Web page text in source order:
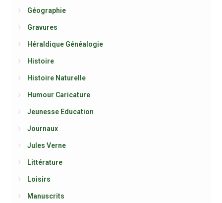
Géographie
Gravures
Héraldique Généalogie
Histoire
Histoire Naturelle
Humour Caricature
Jeunesse Education
Journaux
Jules Verne
Littérature
Loisirs
Manuscrits